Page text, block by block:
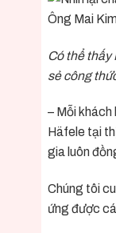
Ông Mai
Có thể thấy
sẻ công
– Mỗi
Häfele tại
gia luôn
Chúng tôi
ứng được